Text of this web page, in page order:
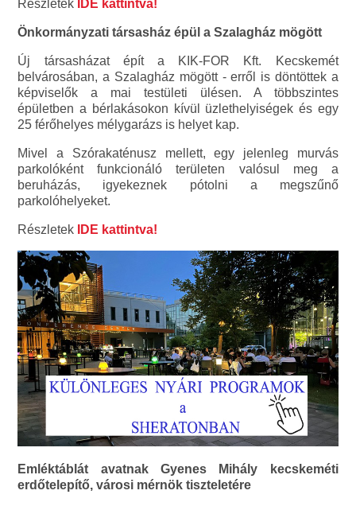
Részletek IDE kattintva!
Önkormányzati társasház épül a Szalagház mögött
Új társasházat épít a KIK-FOR Kft. Kecskemét
belvárosában, a Szalagház mögött - erről is döntöttek a
képviselők a mai testületi ülésen. A többszintes
épületben a bérlakásokon kívül üzlethelyiségek és egy
25 férőhelyes mélygarázs is helyet kap.
Mivel a Szórakaténusz mellett, egy jelenleg murvás
parkolóként funkcionáló területen valósul meg a
beruházás, igyekeznek pótolni a megszűnő
parkolóhelyeket.
Részletek IDE kattintva!
Emléktáblát avatnak Gyenes Mihály kecskeméti
erdőtelepítő, városi mérnök tiszteletére